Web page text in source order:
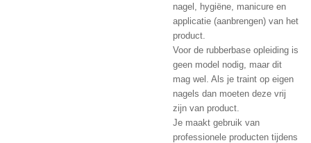
nagel, hygiëne, manicure en
applicatie (aanbrengen) van het
product.
Voor de rubberbase opleiding is
geen model nodig, maar dit
mag wel. Als je traint op eigen
nagels dan moeten deze vrij
zijn van product.
Je maakt gebruik van
professionele producten tijdens